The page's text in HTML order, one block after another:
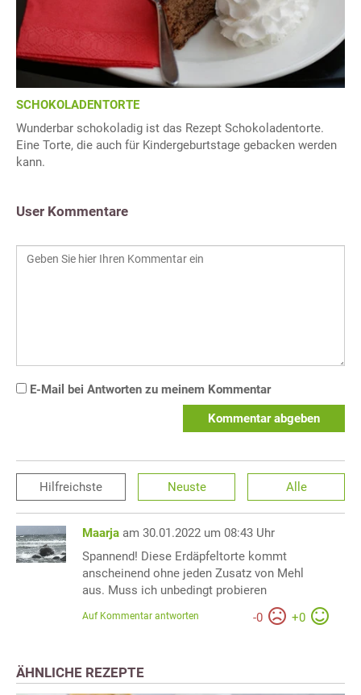
SCHOKOLADENTORTE
Wunderbar schokoladig ist das Rezept Schokoladentorte.
Eine Torte, die auch für Kindergeburtstage gebacken werden
kann.
User Kommentare
E-Mail bei Antworten zu meinem Kommentar
Kommentar abgeben
Hilfreichste Neuste Alle
Maarja am 30.01.2022 um 08:43 Uhr
Spannend! Diese Erdäpfeltorte kommt
anscheinend ohne jeden Zusatz von Mehl
aus. Muss ich unbedingt probieren
-0 +0
Auf Kommentar antworten
ÄHNLICHE REZEPTE